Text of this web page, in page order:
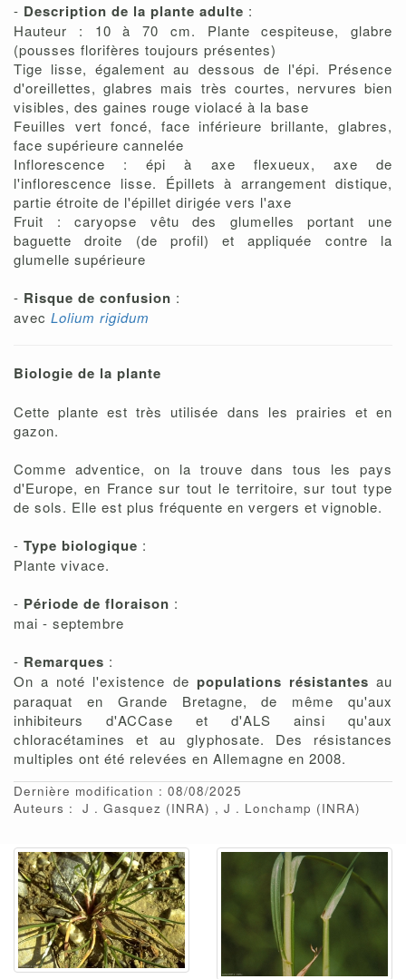
- Description de la plante adulte :
Hauteur : 10 à 70 cm. Plante cespiteuse, glabre
(pousses florifères toujours présentes)
Tige lisse, également au dessous de l'épi. Présence
d'oreillettes, glabres mais très courtes, nervures bien
visibles, des gaines rouge violacé à la base
Feuilles vert foncé, face inférieure brillante, glabres,
face supérieure cannelée
Inflorescence : épi à axe flexueux, axe de
l'inflorescence lisse. Épillets à arrangement distique,
partie étroite de l'épillet dirigée vers l'axe
Fruit : caryopse vêtu des glumelles portant une
baguette droite (de profil) et appliquée contre la
glumelle supérieure
- Risque de confusion :
avec Lolium rigidum
Biologie de la plante
Cette plante est très utilisée dans les prairies et en
gazon.
Comme adventice, on la trouve dans tous les pays
d'Europe, en France sur tout le territoire, sur tout type
de sols. Elle est plus fréquente en vergers et vignoble.
- Type biologique :
Plante vivace.
- Période de floraison :
mai - septembre
- Remarques :
On a noté l'existence de populations résistantes au
paraquat en Grande Bretagne, de même qu'aux
inhibiteurs d'ACCase et d'ALS ainsi qu'aux
chloracétamines et au glyphosate. Des résistances
multiples ont été relevées en Allemagne en 2008.
Dernière modification : 08/08/2025
Auteurs :
J Gasquez (INRA) J Lonchamp (INRA)